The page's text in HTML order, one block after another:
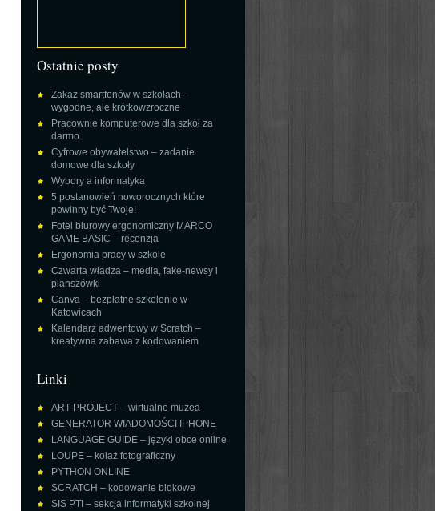
Ostatnie posty
Zakaz smartfonów w szkołach –
wygodne, ale krótkowzroczne
Pracownie komputerowe dla szkół za
darmo
Cyfrowe obywatelstwo – zadanie
domowe dla szkoły
Wybory a informatyka
5 postanowień noworocznych które
powinny być Twoje!
Fotel biurowy ergonomiczny MARCO
GAME BASIC – recenzja
Ergonomia pracy w szkole
Czwarta władza – media, fake-newsy i
planszówki
Canva – bezpłatne szkolenie w
Katowicach
Kalendarz adwentowy w Scratch –
kreatywna zabawa z kodowaniem
Linki
ART PROJECT – wirtualne muzea
GENERATOR WIADOMOŚCI IPHONE
LANGUAGE GUIDE – języki obce online
LOUPE – kolaż fotograficzny
PYTHON ONLINE
SCRATCH – kodowanie blokowe
SIS PTI – sekcja informatyki szkolnej